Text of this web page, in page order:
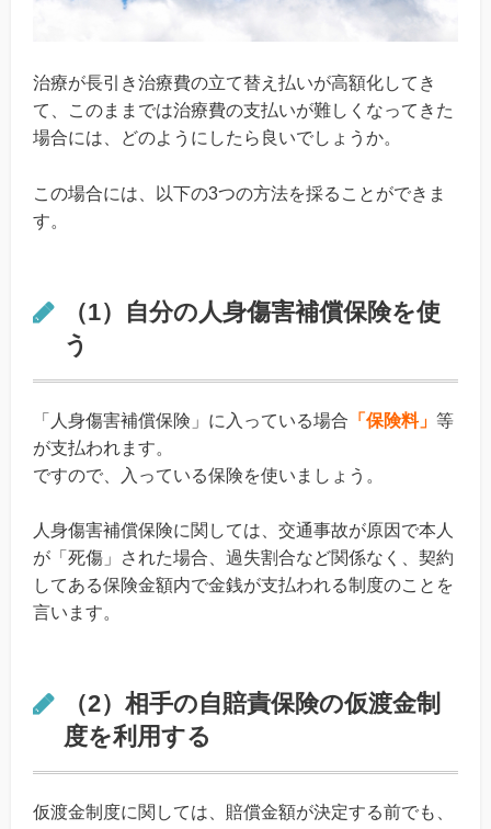
治療が長引き治療費の立て替え払いが高額化してき
て、このままでは治療費の支払いが難しくなってきた
場合には、どのようにしたら良いでしょうか。
この場合には、以下の3つの方法を採ることができま
す。
（1）自分の人身傷害補償保険を使
う
「人身傷害補償保険」に入っている場合 「保険料」 等
が支払われます。
ですので、入っている保険を使いましょう。
人身傷害補償保険に関しては、交通事故が原因で本人
が「死傷」された場合、過失割合など関係なく、契約
してある保険金額内で金銭が支払われる制度のことを
言います。
（2）相手の自賠責保険の仮渡金制
度を利用する
仮渡金制度に関しては、賠償金額が決定する前でも、